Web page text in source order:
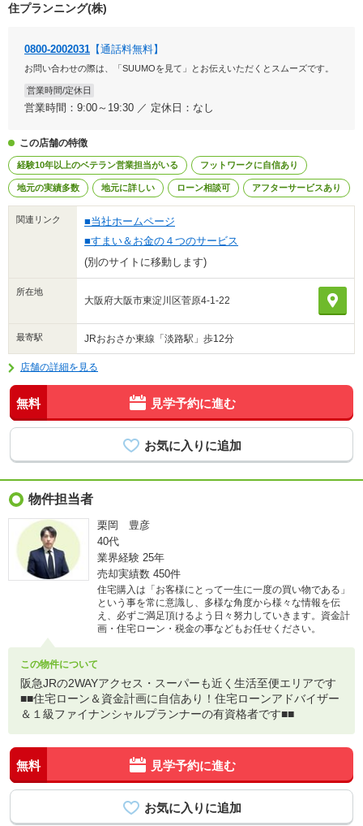
住プランニング(株)
0800-2002031 【通話料無料】
お問い合わせの際は、「SUUMOを見て」とお伝えいただくとスムーズです。
営業時間/定休日
営業時間：9:00～19:30 ／ 定休日：なし
この店舗の特徴
経験10年以上のベテラン営業担当がいる フットワークに自信あり
地元の実績多数 地元に詳しい ローン相談可 アフターサービスあり
関連リンク
■当社ホームページ
■すまい＆お金の４つのサービス
(別のサイトに移動します)
所在地
大阪府大阪市東淀川区菅原4-1-22
最寄駅 JRおおさか東線「淡路駅」歩12分
店舗の詳細を見る
無料 見学予約に進む
物件担当者
栗岡 豊彦
40代
業界経験 25年
売却実績数 450件
住宅購入は「お客様にとって一生に一度の買い物である」
という事を常に意識し、多様な角度から様々な情報を伝
え、必ずご満足頂けるよう日々努力していきます。資金計
画・住宅ローン・税金の事などもお任せください。
この物件について
阪急JRの2WAYアクセス・スーパーも近く生活至便エリアです
■■住宅ローン＆資金計画に自信あり！住宅ローンアドバイザー
＆１級ファイナンシャルプランナーの有資格者です■■
無料 見学予約に進む